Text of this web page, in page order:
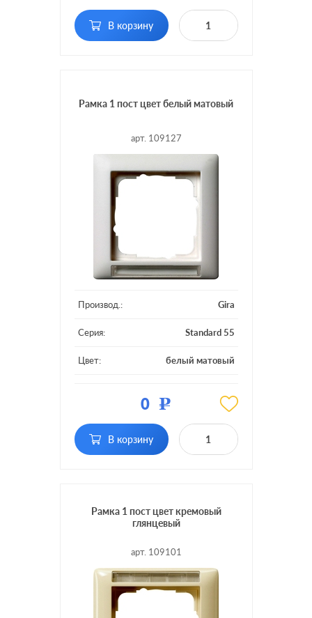
В корзину
Рамка 1 пост цвет белый матовый
арт. 109127
Производ.: Gira
Серия: Standard 55
Цвет: белый матовый
0 Р
В корзину
Рамка 1 пост цвет кремовый
глянцевый
арт. 109101